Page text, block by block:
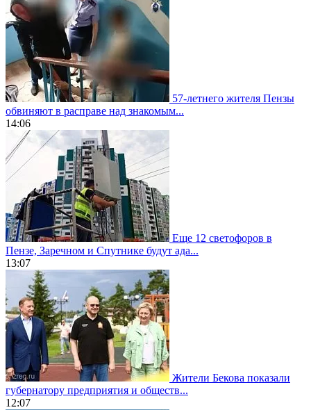
57-летнего жителя Пензы
обвиняют в расправе над знакомым...
14:06
Еще 12 светофоров в
Пензе, Заречном и Спутнике будут ада...
13:07
Жители Бекова показали
губернатору предприятия и обществ...
12:07